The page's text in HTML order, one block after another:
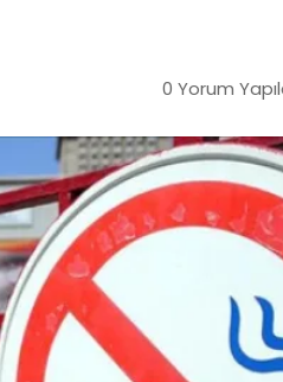
0 Yorum